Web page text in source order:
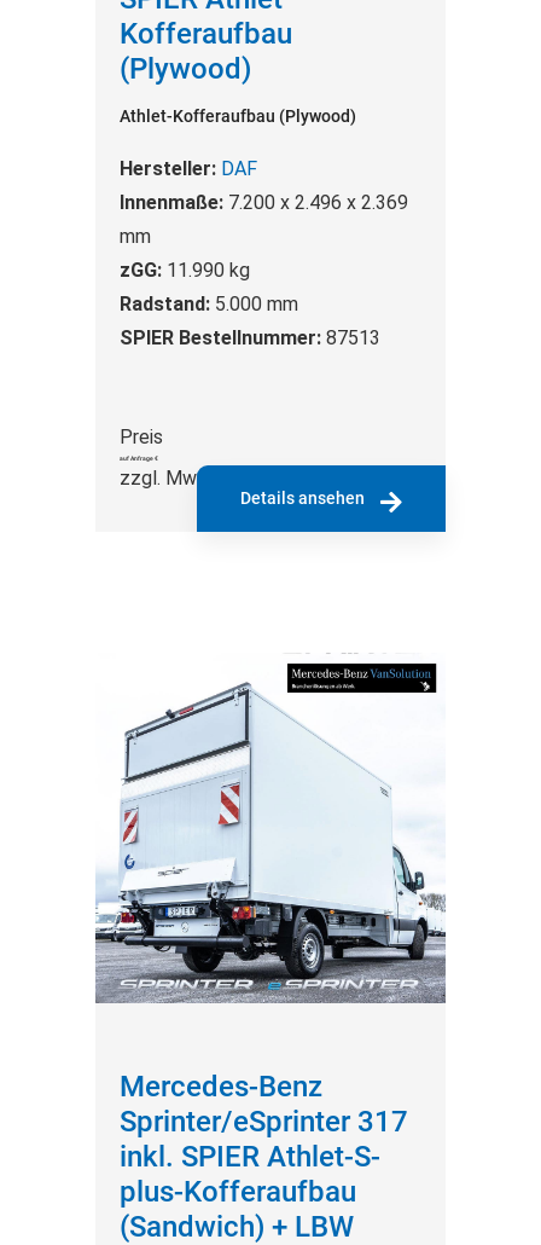
Kofferaufbau
(Plywood)
Athlet-Kofferaufbau (Plywood)
Hersteller: DAF
Innenmaße: 7.200 x 2.496 x 2.369
mm
zGG: 11.990 kg
Radstand: 5.000 mm
SPIER Bestellnummer: 87513
Preis
auf Anfrage €
zzgl. MwSt.
Details ansehen
Mercedes-Benz
Sprinter/eSprinter 317
inkl. SPIER Athlet-S-
plus-Kofferaufbau
(Sandwich) + LBW